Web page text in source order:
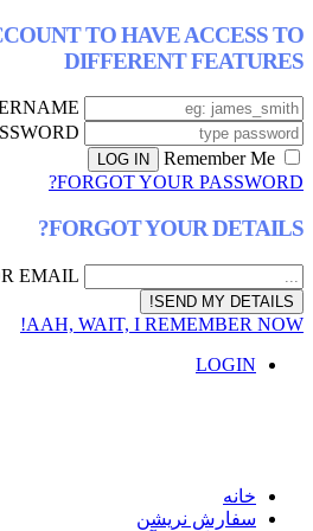
ACCOUNT TO HAVE
DIFFERENT
USERNAME
PASSWORD
FORGOT YOUR
FORGOT YOUR
OR EMAIL
AAH, WAIT, I
نریشن